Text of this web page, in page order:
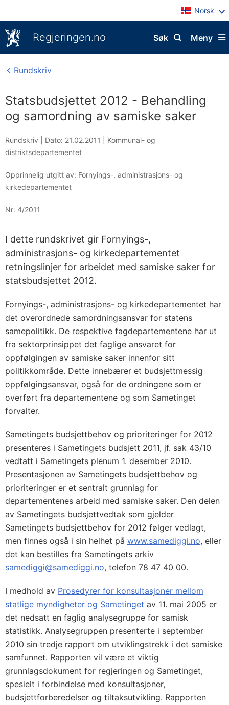
Norsk
Regjeringen.no Meny
Søk
Rundskriv
Statsbudsjettet 2012 - Behandling
og samordning av samiske saker
Rundskriv | Dato: 21.02.2011
Kommunal- og
distriktsdepartementet
Opprinnelig utgitt av: Fornyings-, administrasjons- og
kirkedepartementet
Nr: 4/2011
I dette rundskrivet gir Fornyings-,
administrasjons- og kirkedepartementet
retningslinjer for arbeidet med samiske saker for
statsbudsjettet 2012.
Fornyings-, administrasjons- og kirkedepartementet har
det overordnede samordningsansvar for statens
samepolitikk. De respektive fagdepartementene har ut
fra sektorprinsippet det faglige ansvaret for
oppfølgingen av samiske saker innenfor sitt
politikkområde. Dette innebærer et budsjettmessig
oppfølgingsansvar, også for de ordningene som er
overført fra departementene og som Sametinget
forvalter.
Sametingets budsjettbehov og prioriteringer for 2012
presenteres i Sametingets budsjett 2011, jf. sak 43/10
vedtatt i Sametingets plenum 1. desember 2010.
Presentasjonen av Sametingets budsjettbehov og
prioriteringer er et sentralt grunnlag for
departementenes arbeid med samiske saker. Den delen
av Sametingets budsjettvedtak som gjelder
Sametingets budsjettbehov for 2012 følger vedlagt,
men finnes også i sin helhet på www.samediggi.no, eller
det kan bestilles fra Sametingets arkiv
samediggi@samediggi.no, telefon 78 47 40 00.
I medhold av Prosedyrer for konsultasjoner mellom
statlige myndigheter og Sametinget av 11. mai 2005 er
det nedsatt en faglig analysegruppe for samisk
statistikk. Analysegruppen presenterte i september
2010 sin tredje rapport om utviklingstrekk i det samiske
samfunnet. Rapporten vil være et viktig
grunnlagsdokument for regjeringen og Sametinget,
spesielt i forbindelse med konsultasjoner,
budsjettforberedelser og tiltaksutvikling. Rapporten